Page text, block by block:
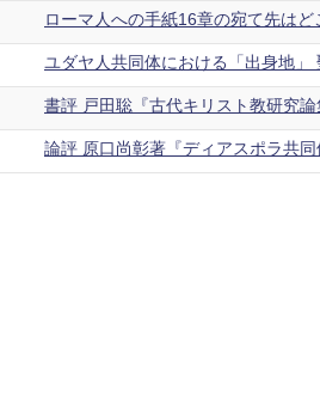
ローマ人への手紙16章の宛て先は
ユダヤ人共同体における「出身地
書評 戸田聡『古代キリスト教研究
論評 原口尚彰著『ディアスポラ共